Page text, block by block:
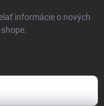
informácie o nových